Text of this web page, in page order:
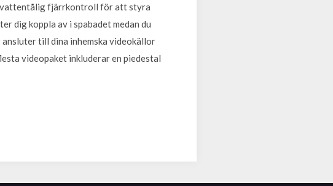
vattentålig fjärrkontroll för att styra
dig koppla av i spabadet medan du
till dina inhemska videokällor
videopaket inkluderar en piedestal